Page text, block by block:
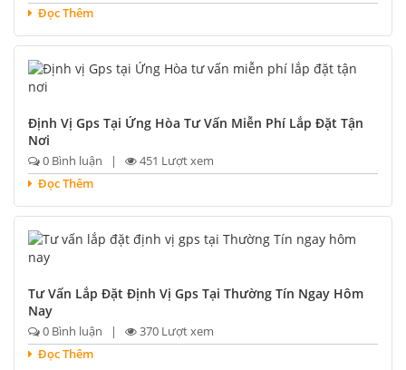
Đọc Thêm
Định Vị Gps Tại Ứng Hòa Tư Vấn Miễn Phí Lắp Đặt Tận
Nơi
0 Bình luận |
451 Lượt xem
Đọc Thêm
Tư Vấn Lắp Đặt Định Vị Gps Tại Thường Tín Ngay Hôm
Nay
0 Bình luận |
370 Lượt xem
Đọc Thêm